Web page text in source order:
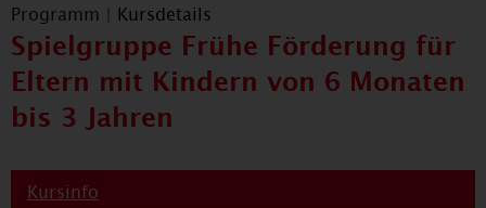
Programm Kursdetails
Spielgruppe Frühe Förderung für
Eltern mit Kindern von 6 Monaten
bis 3 Jahren
Kursinfo